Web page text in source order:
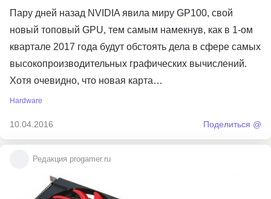
Пару дней назад NVIDIA явила миру GP100, свой
новый топовый GPU, тем самым намекнув, как в 1-ом
квартале 2017 года будут обстоять дела в сфере самых
высокопроизводительных графических вычислений.
Хотя очевидно, что новая карта…
Hardware
10.04.2016 Поделиться @
Редакция progamer.ru